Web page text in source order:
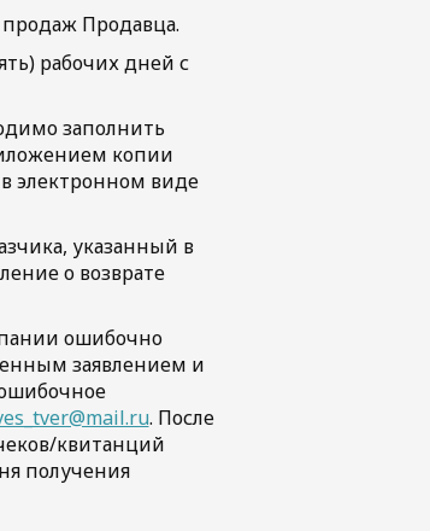
продаж Продавца.
рабочих дней с
заполнить
копии
электронном виде
указанный в
о возврате
ошибочно
заявлением и
. После
квитанций
получения